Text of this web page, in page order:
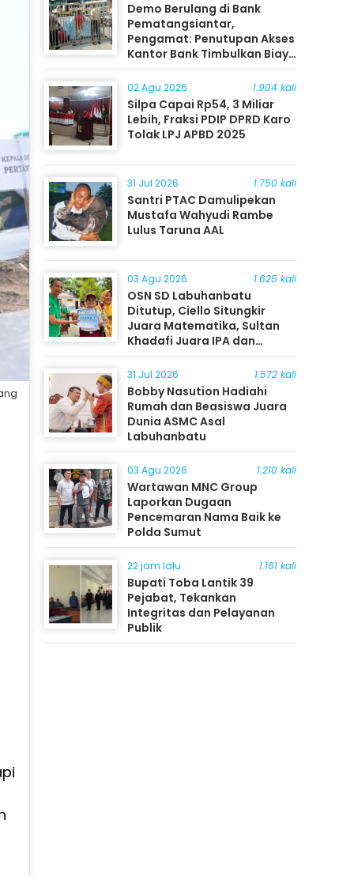
Demo Berulang di Bank
Pematangsiantar,
Pengamat: Penutupan Akses
Kantor Bank Timbulkan Biaya
Ekonomi bagi Masyarakat
02 Agu 2026 1.904 kali
Silpa Capai Rp54, 3 Miliar
Lebih, Fraksi PDIP DPRD Karo
Tolak LPJ APBD 2025
31 Jul 2026 1.750 kali
Santri PTAC Damulipekan
Mustafa Wahyudi Rambe
Lulus Taruna AAL
03 Agu 2026 1.625 kali
OSN SD Labuhanbatu
Ditutup, Ciello Situngkir
Juara Matematika, Sultan
Khadafi Juara IPA dan
Timothy Rangkuti Juara IPS
31 Jul 2026 1.572 kali
Bobby Nasution Hadiahi
Rumah dan Beasiswa Juara
Dunia ASMC Asal
Labuhanbatu
03 Agu 2026 1.210 kali
Wartawan MNC Group
Laporkan Dugaan
Pencemaran Nama Baik ke
Polda Sumut
22 jam lalu 1.161 kali
Bupati Toba Lantik 39
Pejabat, Tekankan
Integritas dan Pelayanan
Publik